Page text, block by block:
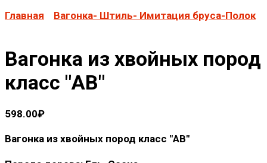
Главная Вагонка- Штиль- Имитация бруса-Полок
Вагонка из хвойных пород
класс "АВ"
598.00₽
Вагонка из хвойных пород класс "АВ"